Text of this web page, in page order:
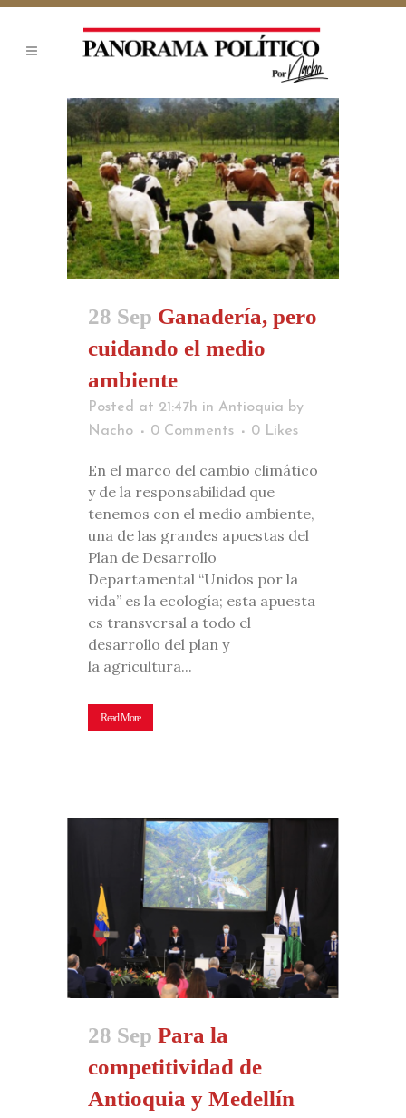
28 Sep Ganadería, pero
cuidando el medio
ambiente
Posted at 21:47h in Antioquia by
Nacho
0 Comments 0 Likes
En el marco del cambio climático
y de la responsabilidad que
tenemos con el medio ambiente,
una de las grandes apuestas del
Plan de Desarrollo
Departamental “Unidos por la
vida” es la ecología; esta apuesta
es transversal a todo el
desarrollo del plan y
la agricultura...
Read More
28 Sep Para la
competitividad de
Antioquia y Medellín